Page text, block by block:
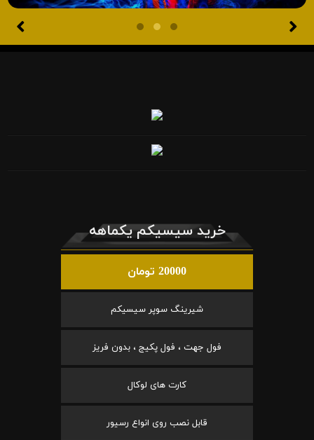
خرید سیسیکم یکماهه
20000 تومان
شیرینگ سوپر سیسیکم
فول جهت ، فول پکیج ، بدون فریز
کارت های لوکال
قابل نصب روی انواع رسیور